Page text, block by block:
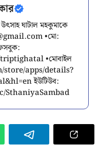
ঘাটাল মহকুমাকে
•মো:
•মোবাইল
store/apps/details?
ইউটিউব:
SthaniyaSambad